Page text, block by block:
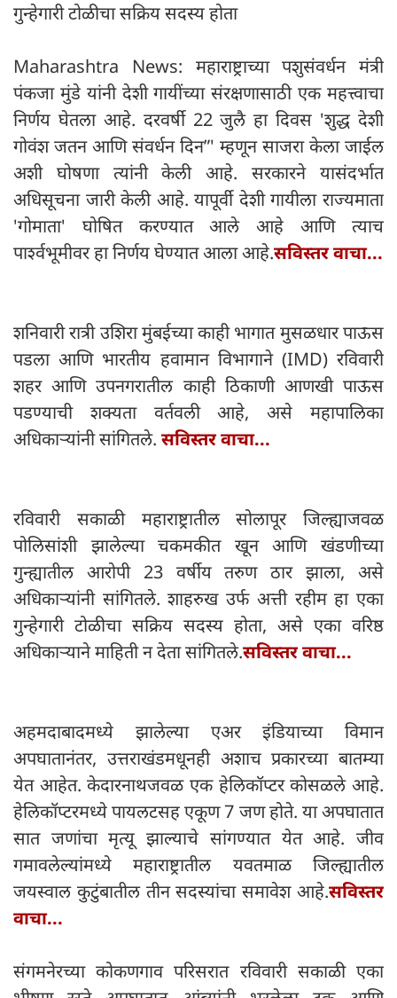
गुन्हेगारी टोळीचा सक्रिय सदस्य होता
Maharashtra News: महाराष्ट्राच्या पशुसंवर्धन मंत्री
पंकजा मुंडे यांनी देशी गायींच्या संरक्षणासाठी एक महत्त्वाचा
निर्णय घेतला आहे. दरवर्षी 22 जुलै हा दिवस 'शुद्ध देशी
गोवंश जतन आणि संवर्धन दिन”' म्हणून साजरा केला जाईल
अशी घोषणा त्यांनी केली आहे. सरकारने यासंदर्भात
अधिसूचना जारी केली आहे. यापूर्वी देशी गायीला राज्यमाता
'गोमाता' घोषित करण्यात आले आहे आणि त्याच
पार्श्वभूमीवर हा निर्णय घेण्यात आला आहे.सविस्तर वाचा...
शनिवारी रात्री उशिरा मुंबईच्या काही भागात मुसळधार पाऊस
पडला आणि भारतीय हवामान विभागाने (IMD) रविवारी
शहर आणि उपनगरातील काही ठिकाणी आणखी पाऊस
पडण्याची शक्यता वर्तवली आहे, असे महापालिका
अधिकाऱ्यांनी सांगितले. सविस्तर वाचा...
रविवारी सकाळी महाराष्ट्रातील सोलापूर जिल्ह्याजवळ
पोलिसांशी झालेल्या चकमकीत खून आणि खंडणीच्या
गुन्ह्यातील आरोपी 23 वर्षीय तरुण ठार झाला, असे
अधिकाऱ्यांनी सांगितले. शाहरुख उर्फ ​​अत्ती रहीम हा एका
गुन्हेगारी टोळीचा सक्रिय सदस्य होता, असे एका वरिष्ठ
अधिकाऱ्याने माहिती न देता सांगितले.सविस्तर वाचा...
अहमदाबादमध्ये झालेल्या एअर इंडियाच्या विमान
अपघातानंतर, उत्तराखंडमधूनही अशाच प्रकारच्या बातम्या
येत आहेत. केदारनाथजवळ एक हेलिकॉप्टर कोसळले आहे.
हेलिकॉप्टरमध्ये पायलटसह एकूण 7 जण होते. या अपघातात
सात जणांचा मृत्यू झाल्याचे सांगण्यात येत आहे. जीव
गमावलेल्यांमध्ये महाराष्ट्रातील यवतमाळ जिल्ह्यातील
जयस्वाल कुटुंबातील तीन सदस्यांचा समावेश आहे.सविस्तर
वाचा...
संगमनेरच्या कोकणगाव परिसरात रविवारी सकाळी एका